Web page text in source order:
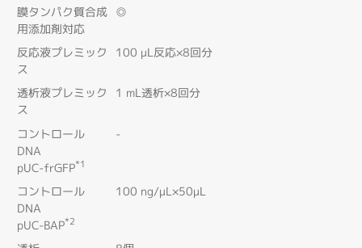
膜タンパク質合成
用添加剤対応
◎
反応液プレミック
ス
100 μL反応×8回分
透析液プレミック
ス
1 mL透析×8回分
コントロール
DNA
pUC-frGFP*1
-
コントロール
DNA
pUC-BAP*2
100 ng/μL×50μL